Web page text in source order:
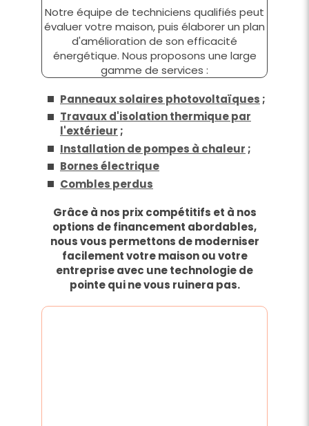
Notre équipe de techniciens qualifiés peut
évaluer votre maison, puis élaborer un plan
d'amélioration de son efficacité
énergétique. Nous proposons une large
gamme de services :
Panneaux solaires photovoltaïques ;
Travaux d'isolation thermique par
l'extérieur ;
Installation de pompes à chaleur ;
Bornes électrique
Combles perdus
Grâce à nos prix compétitifs et à nos
options de financement abordables,
nous vous permettons de moderniser
facilement votre maison ou votre
entreprise avec une technologie de
pointe qui ne vous ruinera pas.